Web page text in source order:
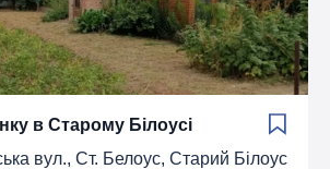
в Старому Білоусі
вул., Ст. Белоус, Старий Білоус